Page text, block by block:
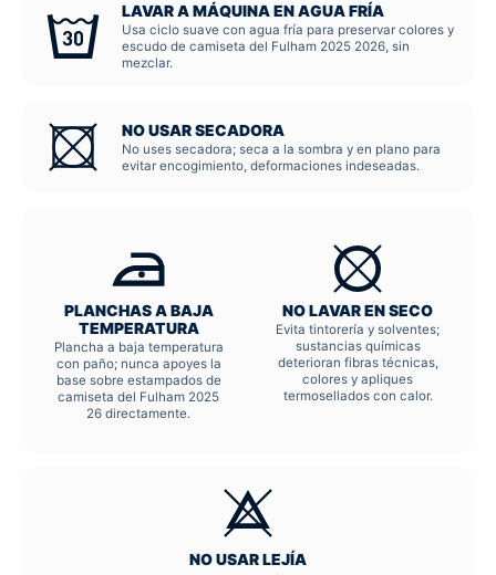
LAVAR A MÁQUINA EN AGUA FRÍA
Usa ciclo suave con agua fría para preservar colores y
escudo de camiseta del Fulham 2025 2026, sin
mezclar.
NO USAR SECADORA
No uses secadora; seca a la sombra y en plano para
evitar encogimiento, deformaciones indeseadas.
PLANCHAS A BAJA
TEMPERATURA
Plancha a baja temperatura
con paño; nunca apoyes la
base sobre estampados de
camiseta del Fulham 2025
26 directamente.
NO LAVAR EN SECO
Evita tintorería y solventes;
sustancias químicas
deterioran fibras técnicas,
colores y apliques
termosellados con calor.
NO USAR LEJÍA